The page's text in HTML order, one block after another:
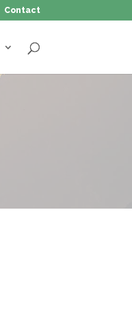
Contact